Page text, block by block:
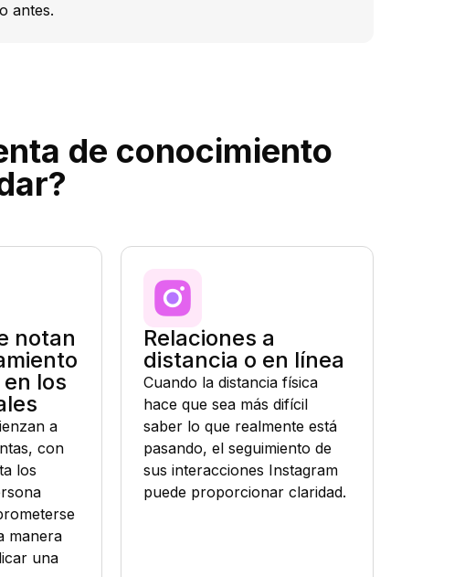
antes.
de conocimiento
notan
los
a
con
los
manera
una
Relaciones a
distancia o en línea
Cuando la distancia física
hace que sea más difícil
saber lo que realmente está
pasando, el seguimiento de
sus interacciones Instagram
puede proporcionar claridad.